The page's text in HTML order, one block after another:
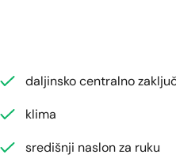
daljinsko centralno
klima
središnji naslon za ruku